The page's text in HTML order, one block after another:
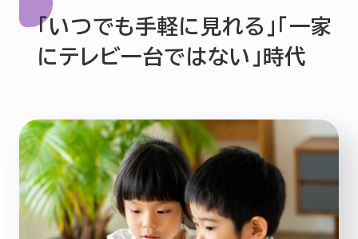
「いつでも手軽に見れる」「一家
にテレビ一台ではない」時代